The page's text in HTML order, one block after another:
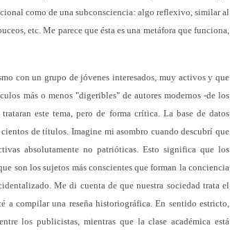
como de una subconsciencia: algo reflexivo, similar al
etc. Me parece que ésta es una metáfora que funciona,
con un grupo de jóvenes interesados, muy activos y que
más o menos "digeribles" de autores modernos -de los
este tema, pero de forma crítica. La base de datos
de títulos. Imagine mi asombro cuando descubrí que
absolutamente no patrióticas. Esto significa que los
son los sujetos más conscientes que forman la conciencia
Me di cuenta de que nuestra sociedad trata el
a compilar una reseña historiográfica. En sentido estricto,
los publicistas, mientras que la clase académica está